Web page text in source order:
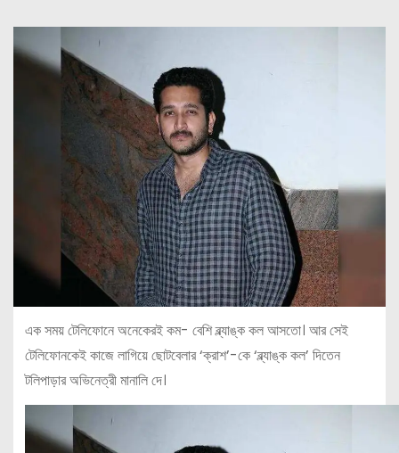
এক সময় টেলিফোনে অনেকেরই কম- বেশি ব্ল্যাঙ্ক কল আসতো। আর সেই
টেলিফোনকেই কাজে লাগিয়ে ছোটবেলার ‘ক্রাশ’-কে ‘ব্ল্যাঙ্ক কল’ দিতেন
টলিপাড়ার অভিনেত্রী মানালি দে।